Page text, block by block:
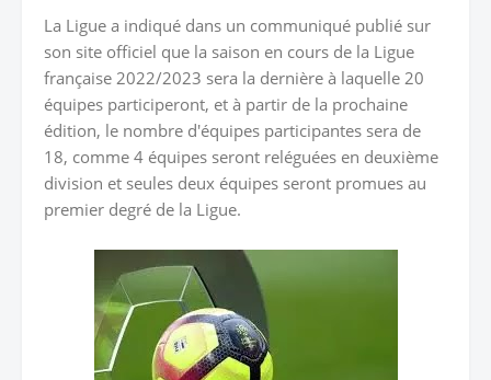
La Ligue a indiqué dans un communiqué publié sur
son site officiel que la saison en cours de la Ligue
française 2022/2023 sera la dernière à laquelle 20
équipes participeront, et à partir de la prochaine
édition, le nombre d'équipes participantes sera de
18, comme 4 équipes seront reléguées en deuxième
division et seules deux équipes seront promues au
premier degré de la Ligue.